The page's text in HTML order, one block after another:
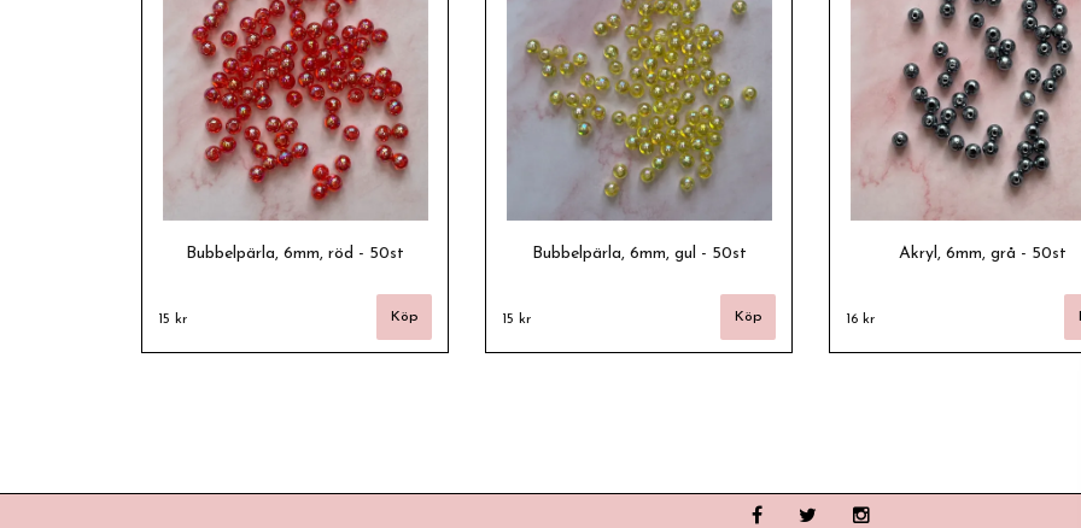
Bubbelpärla, 6mm, röd - 50st
15 kr
Bubbelpärla, 6mm, gul - 50st
15 kr
Akryl, 6mm, grå - 50st
16 kr